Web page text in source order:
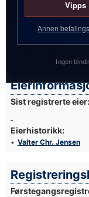
Vipps
Annen
Ingen
Sist registrerte eier:
Eierhistorikk:
Valter Chr. Jensen